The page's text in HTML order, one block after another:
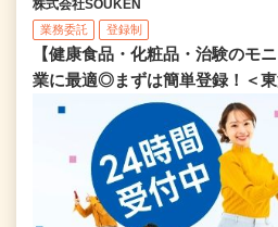
株式会社SOUKEN
業務委託 登録制
【健康食品・化粧品・治験のモ
業に最適◎まずは簡単登録！＜